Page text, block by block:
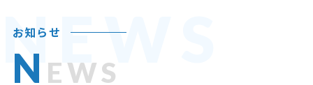
NEWS
お知らせ
N EWS